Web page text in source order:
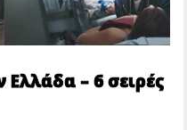
Ελλάδα – 6 σειρές